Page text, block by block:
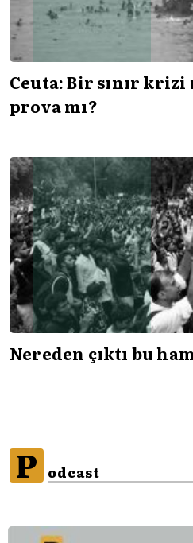
Ceuta: Bir sınır
prova mı?
Nereden çıktı bu
P odcast